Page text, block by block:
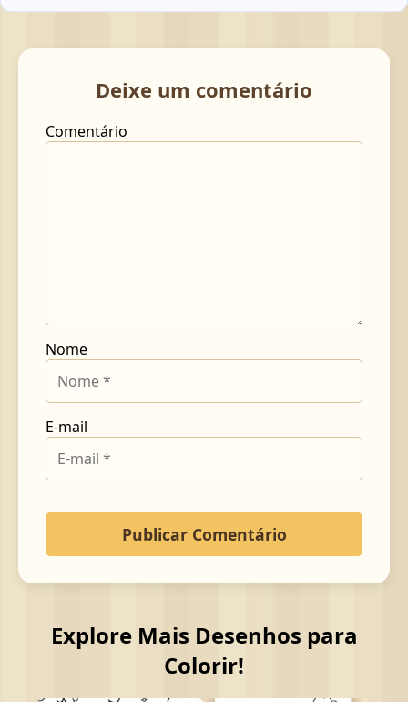
Deixe um comentário
Comentário
Nome
E-mail
Explore Mais Desenhos para
Colorir!